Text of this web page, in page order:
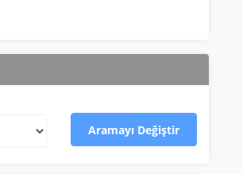
Aramayı Değiştir